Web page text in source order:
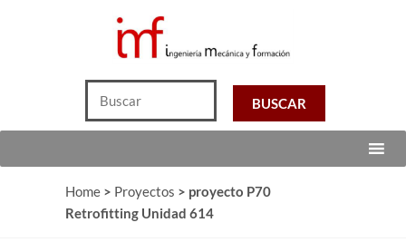
Home> Proyectos > proyecto P70
Retrofitting Unidad 614